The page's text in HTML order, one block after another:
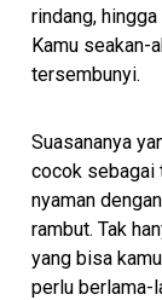
rindang,
Kamu seakan-
tersembunyi.
Suasananya
cocok sebagai
nyaman
rambut. Tak
yang bisa
perlu berlama-